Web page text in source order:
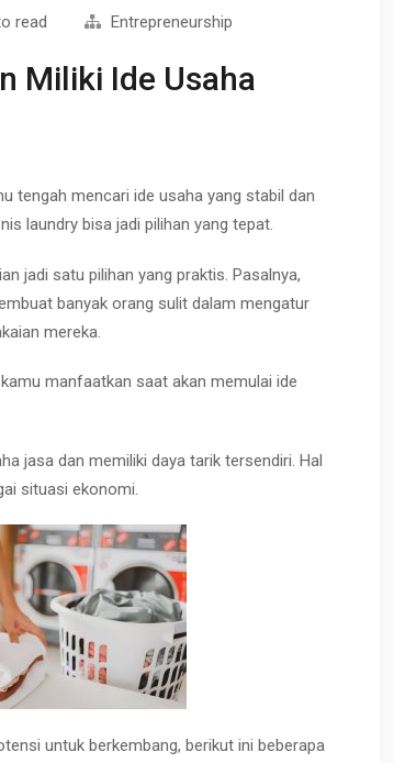
read Entrepreneurship
Miliki Ide Usaha
tengah mencari ide usaha yang stabil dan
laundry bisa jadi pilihan yang tepat.
jadi satu pilihan yang praktis. Pasalnya,
banyak orang sulit dalam mengatur
mereka.
manfaatkan saat akan memulai ide
jasa dan memiliki daya tarik tersendiri. Hal
situasi ekonomi.
untuk berkembang, berikut ini beberapa